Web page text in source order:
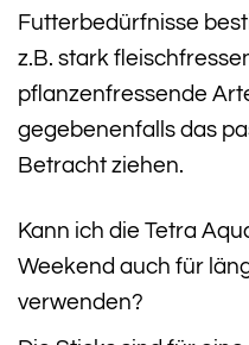
Futterbedürfnisse
z.B. stark
pflanzenfressende
gegebenenfalls das
Betracht ziehen.
Kann ich die Tetra
Weekend auch für
verwenden?